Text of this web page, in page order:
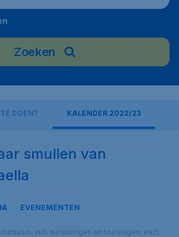
Zoeken
DOEN? KALENDER 2022/23
smullen van
EVENEMENTEN
incl. belastingen en toeslagen, excl.